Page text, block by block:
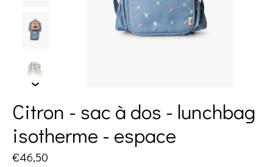
Citron - sac à dos - lunchbag
isotherme - espace
€46,50